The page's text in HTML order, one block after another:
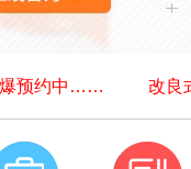
预约中…… 改良